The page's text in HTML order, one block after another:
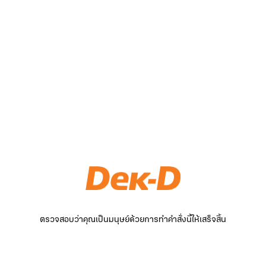
ตรวจสอบว่าคุณเป็นมนุษย์ด้วยการทำคำสั่งนี้ให้เสร็จสิ้น